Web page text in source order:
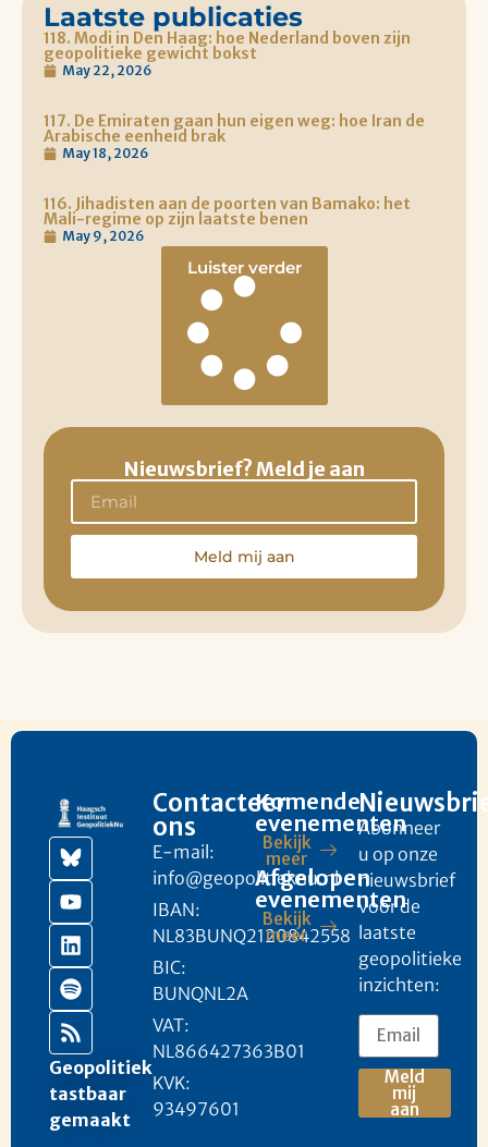
Laatste publicaties
118. Modi in Den Haag: hoe Nederland boven zijn
geopolitieke gewicht bokst
May 22, 2026
117. De Emiraten gaan hun eigen weg: hoe Iran de
Arabische eenheid brak
May 18, 2026
116. Jihadisten aan de poorten van Bamako: het
Mali-regime op zijn laatste benen
May 9, 2026
Luister verder
Nieuwsbrief? Meld je aan
Meld mij aan
Geopolitiek
tastbaar
gemaakt
Contacteer
ons
E-mail:
info@geopolitieknu.nl
IBAN:
NL83BUNQ2120842558
BIC:
BUNQNL2A
VAT:
NL866427363B01
KVK:
93497601
Komende
evenementen
Bekijk
meer
Afgelopen
evenementen
Bekijk
meer
Abonneer
u op onze
nieuwsbrief
voor de
laatste
geopolitieke
inzichten:
Meld
mij
aan